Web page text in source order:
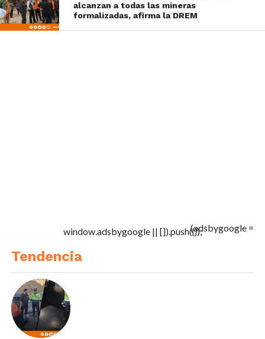
alcanzan a todas las mineras
formalizadas, afirma la DREM
(adsbygoogle =
window.adsbygoogle || []).push({});
Tendencia